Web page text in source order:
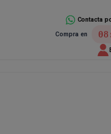
Contacta
Compra en